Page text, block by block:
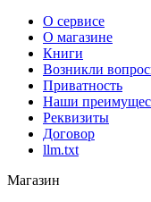
О сервисе
О магазине
Книги
Возникли
Приватность
Наши
Реквизиты
Договор
llm.txt
Магазин